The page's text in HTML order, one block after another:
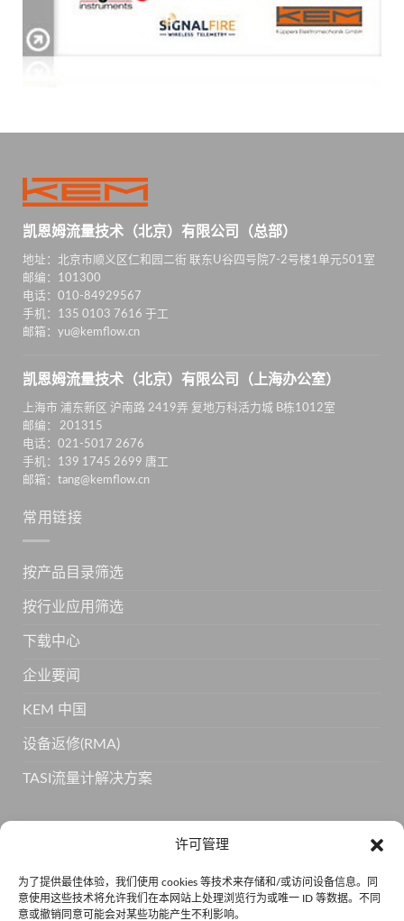
许可管理
为了提供最佳体验，我们使用 cookies 等技术来存储和/或访问设备信息。同
意使用这些技术将允许我们在本网站上处理浏览行为或唯一 ID 等数据。不同
意或撤销同意可能会对某些功能产生不利影响。
凯恩姆流量技术（北京）有限公司（总部）
地址：北京市顺义区仁和园二街 联东U谷四号院7-2号楼1单元501室
邮编：101300
电话：010-84929567
手机：135 0103 7616 于工
邮箱：yu@kemflow.cn
凯恩姆流量技术（北京）有限公司（上海办公室）
上海市 浦东新区 沪南路 2419弄 复地万科活力城 B栋1012室
邮编： 201315
电话：021-5017 2676
手机：139 1745 2699 唐工
邮箱：tang@kemflow.cn
常用链接
按产品目录筛选
按行业应用筛选
下载中心
企业要闻
KEM 中国
设备返修(RMA)
TASI流量计解决方案
订阅 KEM 获取更多产品信息